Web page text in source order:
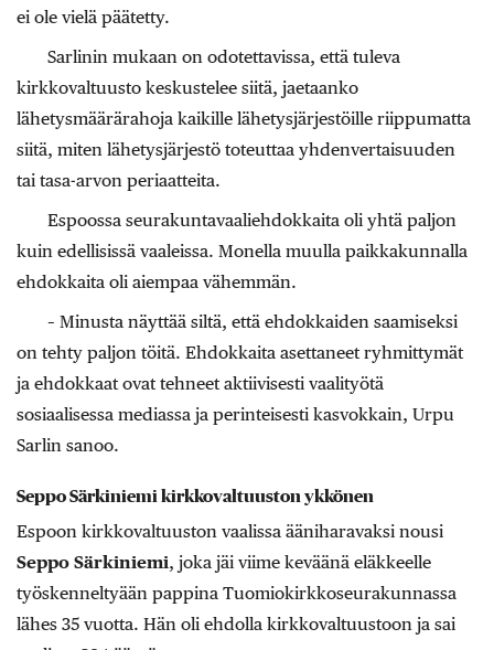
ei ole vielä päätetty.
Sarlinin mukaan on odotettavissa, että tuleva
kirkkovaltuusto keskustelee siitä, jaetaanko
lähetysmäärärahoja kaikille lähetysjärjestöille riippumatta
siitä, miten lähetysjärjestö toteuttaa yhdenvertaisuuden
tai tasa-arvon periaatteita.
Espoossa seurakuntavaaliehdokkaita oli yhtä paljon
kuin edellisissä vaaleissa. Monella muulla paikkakunnalla
ehdokkaita oli aiempaa vähemmän.
– Minusta näyttää siltä, että ehdokkaiden saamiseksi
on tehty paljon töitä. Ehdokkaita asettaneet ryhmittymät
ja ehdokkaat ovat tehneet aktiivisesti vaalityötä
sosiaalisessa mediassa ja perinteisesti kasvokkain, Urpu
Sarlin sanoo.
Seppo Särkiniemi kirkkovaltuuston ykkönen
Espoon kirkkovaltuuston vaalissa ääniharavaksi nousi
Seppo Särkiniemi, joka jäi viime keväänä eläkkeelle
työskenneltyään pappina Tuomiokirkkoseurakunnassa
lähes 35 vuotta. Hän oli ehdolla kirkkovaltuustoon ja sai